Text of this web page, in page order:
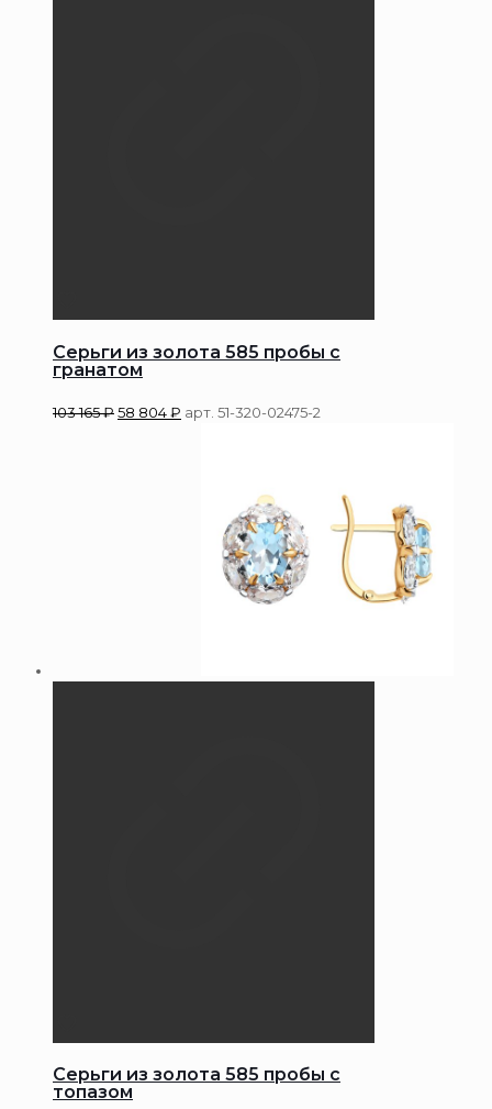
Серьги из золота 585 пробы с
гранатом
103 165₽58 804₽ арт. 51-320-02475-2
Серьги из золота 585 пробы с
топазом